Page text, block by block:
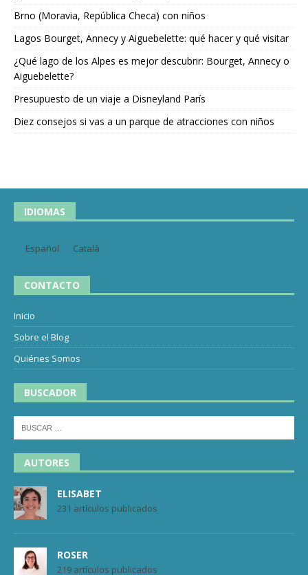
Brno (Moravia, República Checa) con niños
Lagos Bourget, Annecy y Aiguebelette: qué hacer y qué visitar
¿Qué lago de los Alpes es mejor descubrir: Bourget, Annecy o
Aiguebelette?
Presupuesto de un viaje a Disneyland París
Diez consejos si vas a un parque de atracciones con niños
IDIOMAS
Español Català
CONTACTO
Inicio
Sobre el Blog
Quiénes Somos
BUSCADOR
AUTORES
ELISABET
231 artículos publicados
ROSER
219 artículos publicados